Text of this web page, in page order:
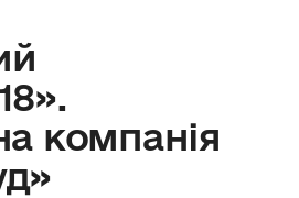
компанія